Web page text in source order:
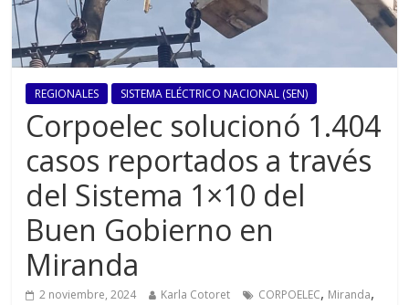
REGIONALES SISTEMA ELÉCTRICO NACIONAL (SEN)
Corpoelec solucionó 1.404
casos reportados a través
del Sistema 1×10 del
Buen Gobierno en
Miranda
2 noviembre, 2024 Karla Cotoret CORPOELEC, Miranda,